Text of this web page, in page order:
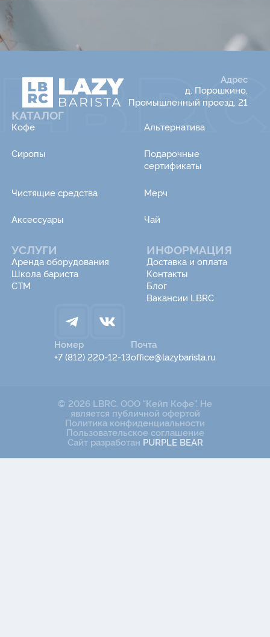
Адрес
д. Порошкино,
Промышленный проезд, 21
КАТАЛОГ
Кофе Альтернатива
Сиропы
Подарочные
сертификаты
Чистящие средства Мерч
Аксессуары Чай
УСЛУГИ
Аренда оборудования
Школа бариста
СТМ
ИНФОРМАЦИЯ
Доставка и оплата
Контакты
Блог
Вакансии LBRC
Номер
+7 (812) 220-12-13
Почта
office@lazybarista.ru
© 2026 LBRC. ООО "Кейп Кофе". Не
является публичной офертой
Политика конфиденциальности
Пользовательское соглашение
Сайт разработан PURPLE BEAR